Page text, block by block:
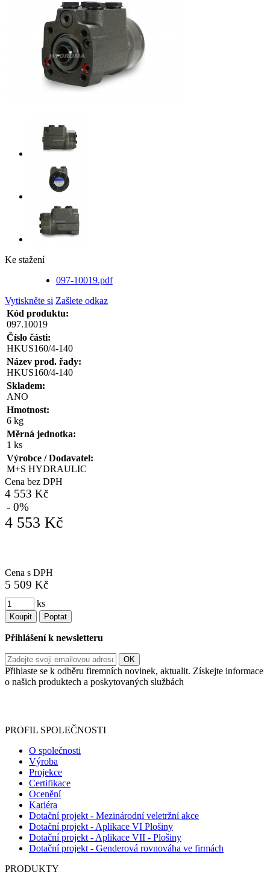
Ke stažení
097-10019.pdf
Vytiskněte si Zašlete odkaz
Kód produktu:
097.10019
Číslo části:
HKUS160/4-140
Název prod. řady:
HKUS160/4-140
Skladem:
ANO
Hmotnost:
6 kg
Měrná jednotka:
1 ks
Výrobce / Dodavatel:
M+S HYDRAULIC
Cena bez DPH
4 553 Kč
- 0%
4 553 Kč
Cena s DPH
5 509 Kč
ks
Koupit Poptat
Přihlášení k newsletteru
Přihlaste se k odběru firemních novinek, aktualit. Získejte informace
o našich produktech a poskytovaných službách
PROFIL SPOLEČNOSTI
O společnosti
Výroba
Projekce
Certifikace
Ocenění
Kariéra
Dotační projekt - Mezinárodní veletržní akce
Dotační projekt - Aplikace VI Plošiny
Dotační projekt - Aplikace VII - Plošiny
Dotační projekt - Genderová rovnováha ve firmách
PRODUKTY